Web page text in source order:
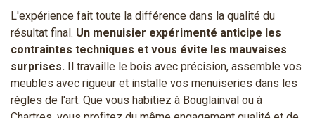
L'expérience fait toute la différence dans la qualité du
résultat final. Un menuisier expérimenté anticipe les
contraintes techniques et vous évite les mauvaises
surprises. Il travaille le bois avec précision, assemble vos
meubles avec rigueur et installe vos menuiseries dans les
règles de l'art. Que vous habitiez à Bouglainval ou à